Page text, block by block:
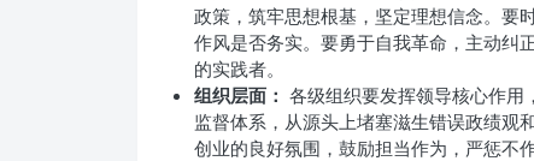
政策，筑牢思想根基，坚定理想信念。要
作风是否务实。要勇于自我革命，主动纠
的实践者。
组织层面： 各级组织要发挥领导核心作用
监督体系，从源头上堵塞滋生错误政绩观
创业的良好氛围，鼓励担当作为，严惩不